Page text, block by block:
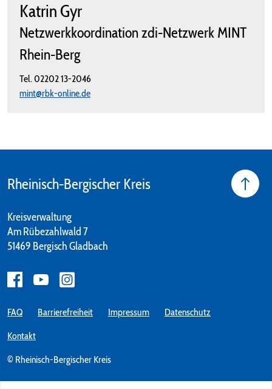
Katrin Gyr
Netzwerkkoordination zdi-Netzwerk MINT
Rhein-Berg
Tel.02202 13-2046
mint@rbk-online.de
Rheinisch-Bergischer Kreis
Kreisverwaltung
Am Rübezahlwald 7
51469 Bergisch Gladbach
© Rheinisch-Bergischer Kreis
FAQ Barrierefreiheit Impressum Datenschutz
Kontakt